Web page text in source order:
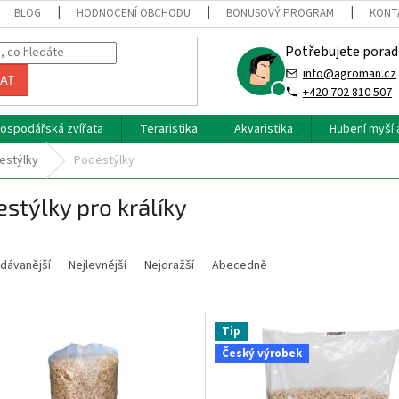
BLOG HODNOCENÍ OBCHODU BONUSOVÝ PROGRAM
Potřebujete
info@agroman.cz
+420 702 810 507
zvířata Teraristika Akvaristika Hubení myší
Podestýlky
pro králíky
Nejlevnější Nejdražší Abecedně
Tip
Český výrobek